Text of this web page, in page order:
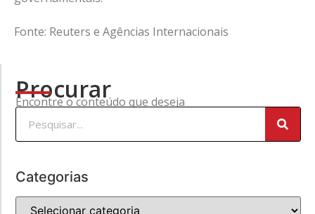
Fonte: Reuters e Agências Internacionais
Procurar
Encontre o conteúdo que deseja
Categorias